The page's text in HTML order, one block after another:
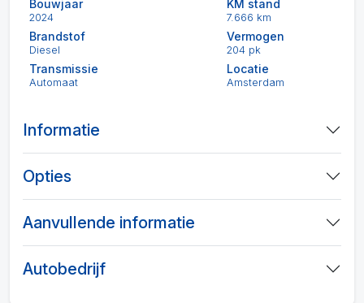
Bouwjaar
2024
KM stand
7.666 km
Brandstof
Diesel
Vermogen
204 pk
Transmissie
Automaat
Locatie
Amsterdam
Informatie
Opties
Aanvullende informatie
Autobedrijf